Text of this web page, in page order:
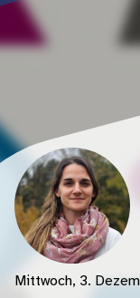
Mittwoch, 3.